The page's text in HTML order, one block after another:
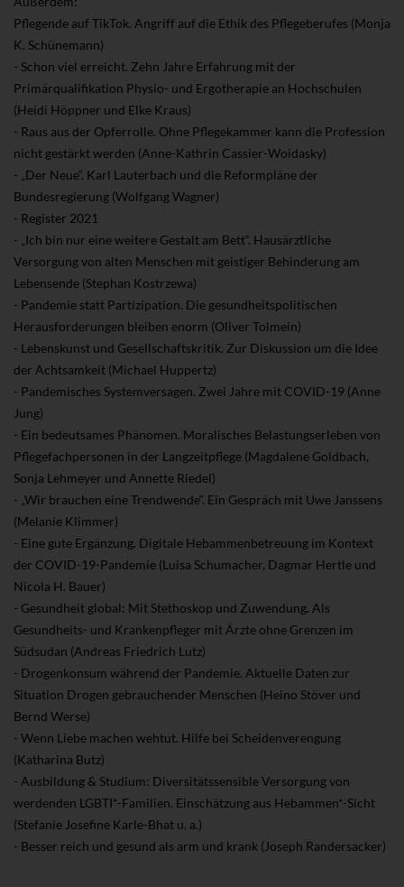
Pflegende auf TikTok. Angriff auf die Ethik des Pflegeberufes (Monja
K. Schünemann)
- Schon viel erreicht. Zehn Jahre Erfahrung mit der
Primärqualifikation Physio- und Ergotherapie an Hochschulen
(Heidi Höppner und Elke Kraus)
- Raus aus der Opferrolle. Ohne Pflegekammer kann die Profession
nicht gestärkt werden (Anne-Kathrin Cassier-Woidasky)
- „Der Neue“. Karl Lauterbach und die Reformpläne der
Bundesregierung (Wolfgang Wagner)
- Register 2021
- „Ich bin nur eine weitere Gestalt am Bett“. Hausärztliche
Versorgung von alten Menschen mit geistiger Behinderung am
Lebensende (Stephan Kostrzewa)
- Pandemie statt Partizipation. Die gesundheitspolitischen
Herausforderungen bleiben enorm (Oliver Tolmein)
- Lebenskunst und Gesellschaftskritik. Zur Diskussion um die Idee
der Achtsamkeit (Michael Huppertz)
- Pandemisches Systemversagen. Zwei Jahre mit COVID-19 (Anne
Jung)
- Ein bedeutsames Phänomen. Moralisches Belastungserleben von
Pflegefachpersonen in der Langzeitpflege (Magdalene Goldbach,
Sonja Lehmeyer und Annette Riedel)
- „Wir brauchen eine Trendwende“. Ein Gespräch mit Uwe Janssens
(Melanie Klimmer)
- Eine gute Ergänzung. Digitale Hebammenbetreuung im Kontext
der COVID-19-Pandemie (Luisa Schumacher, Dagmar Hertle und
Nicola H. Bauer)
- Gesundheit global: Mit Stethoskop und Zuwendung. Als
Gesundheits- und Krankenpfleger mit Ärzte ohne Grenzen im
Südsudan (Andreas Friedrich Lutz)
- Drogenkonsum während der Pandemie. Aktuelle Daten zur
Situation Drogen gebrauchender Menschen (Heino Stöver und
Bernd Werse)
- Wenn Liebe machen wehtut. Hilfe bei Scheidenverengung
(Katharina Butz)
- Ausbildung & Studium: Diversitätssensible Versorgung von
werdenden LGBTI*-Familien. Einschätzung aus Hebammen*-Sicht
(Stefanie Josefine Karle-Bhat u. a.)
- Besser reich und gesund als arm und krank (Joseph Randersacker)